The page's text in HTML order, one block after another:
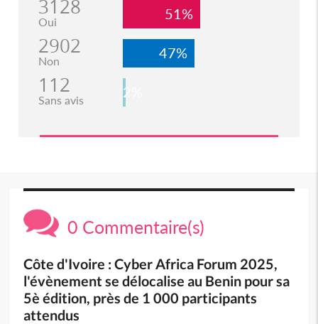
3128
Oui 51%
2902
Non 47%
112
Sans avis 2%
0 Commentaire(s)
Côte d'Ivoire : Cyber Africa Forum 2025,
l'évènement se délocalise au Benin pour sa
5è édition, près de 1 000 participants
attendus